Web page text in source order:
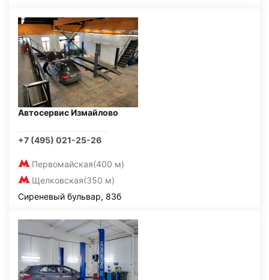
Автосервис Измайлово
+7 (495) 021-25-26
Первомайская(400 м)
Щелковская(350 м)
Сиреневый бульвар, 83б